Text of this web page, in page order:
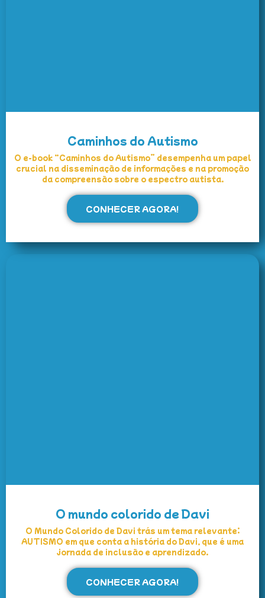
Caminhos do Autismo
O e-book “Caminhos do Autismo” desempenha um papel
crucial na disseminação de informações e na promoção
da compreensão sobre o espectro autista.
CONHECER AGORA!
O mundo colorido de Davi
O Mundo Colorido de Davi trás um tema relevante:
AUTISMO em que conta a história do Davi, que é uma
jornada de inclusão e aprendizado.
CONHECER AGORA!